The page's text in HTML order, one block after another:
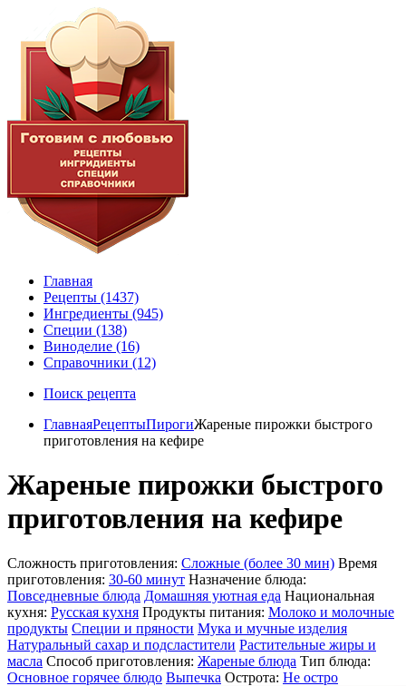
Главная
Рецепты (1437)
Ингредиенты (945)
Специи (138)
Виноделие (16)
Справочники (12)
Поиск рецепта
ГлавнаяРецептыПирогиЖареные пирожки быстрого
приготовления на кефире
Жареные пирожки быстрого
приготовления на кефире
Сложность приготовления: Сложные (более 30 мин) Время
приготовления: 30-60 минут Назначение блюда:
Повседневные блюда Домашняя уютная еда Национальная
кухня: Русская кухня Продукты питания: Молоко и молочные
продукты Специи и пряности Мука и мучные изделия
Натуральный сахар и подсластители Растительные жиры и
масла Способ приготовления: Жареные блюда Тип блюда:
Основное горячее блюдо Выпечка Острота: Не остро